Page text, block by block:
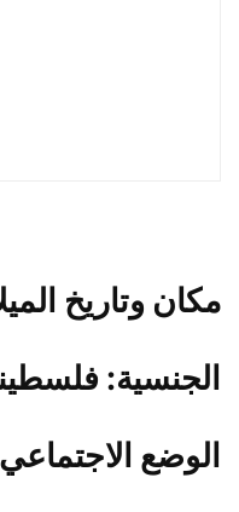
مكان وتاريخ
الجنسية:
الوضع